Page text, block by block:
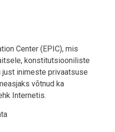
Center (EPIC), mis
konstitutsiooniliste
inimeste privaatsuse
võtnud ka
Internetis.